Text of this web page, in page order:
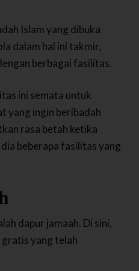
Islam yang dibuka
dalam hal ini takmir,
berbagai fasilitas.
ini semata untuk
yang ingin beribadah
rasa betah ketika
beberapa fasilitas yang
dapur jamaah. Di sini,
gratis yang telah